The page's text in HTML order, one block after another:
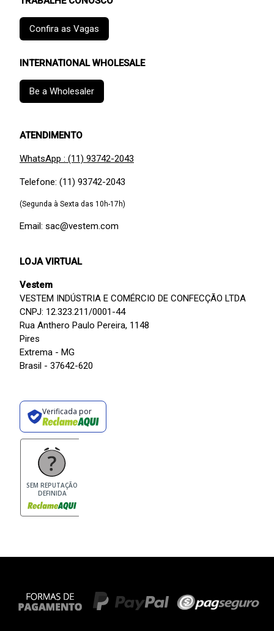
Confira as Vagas
INTERNATIONAL WHOLESALE
Be a Wholesaler
ATENDIMENTO
WhatsApp : (11) 93742-2043
Telefone: (11) 93742-2043
(Segunda à Sexta das 10h-17h)
Email: sac@vestem.com
LOJA VIRTUAL
Vestem
VESTEM INDÚSTRIA E COMÉRCIO DE CONFECÇÃO LTDA
CNPJ: 12.323.211/0001-44
Rua Anthero Paulo Pereira, 1148
Pires
Extrema - MG
Brasil - 37642-620
Verificada por
SEM REPUTAÇÃO
DEFINIDA